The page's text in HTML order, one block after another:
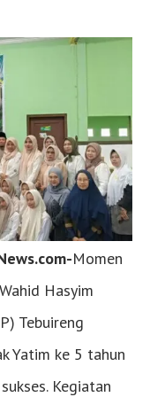
Momen
Hasyim
Tebuireng
Yatim ke 5 tahun
Kegiatan